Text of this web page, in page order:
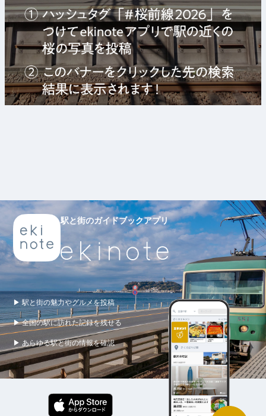
駅と街のガイドブックアプリ
▶ 駅と街の魅力やグルメを投稿
▶ 全国の駅に訪れた記録を残せる
▶ あらゆる駅と街の情報を確認